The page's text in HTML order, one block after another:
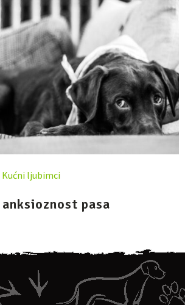
Kućni ljubimci
pasa